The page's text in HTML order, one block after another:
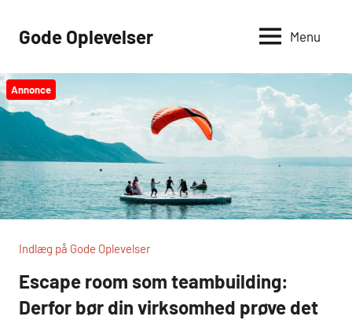
Gode Oplevelser Menu
Annonce
Indlæg på Gode Oplevelser
Escape room som teambuilding:
Derfor bør din virksomhed prøve det